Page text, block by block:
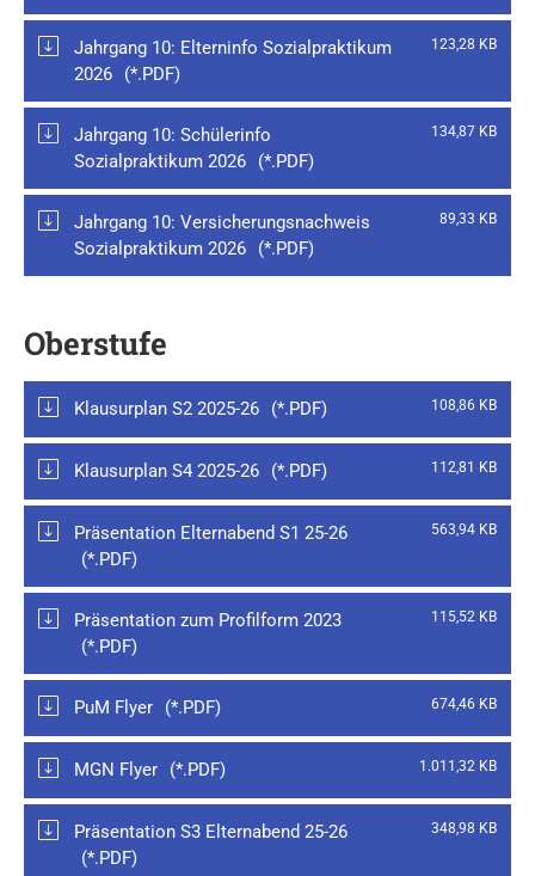
Jahrgang 10: Elterninfo Sozialpraktikum
2026
123,28 KB
Jahrgang 10: Schülerinfo
Sozialpraktikum 2026
134,87 KB
Jahrgang 10: Versicherungsnachweis
Sozialpraktikum 2026
89,33 KB
Oberstufe
Klausurplan S2 2025-26 108,86 KB
Klausurplan S4 2025-26 112,81 KB
Präsentation Elternabend S1 25-26 563,94 KB
Präsentation zum Profilform 2023 115,52 KB
PuM Flyer 674,46 KB
MGN Flyer 1.011,32 KB
Präsentation S3 Elternabend 25-26 348,98 KB